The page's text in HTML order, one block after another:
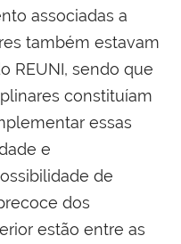
associadas a
também estavam
REUNI, sendo que
constituíam
essas
e
de
dos
estão entre as